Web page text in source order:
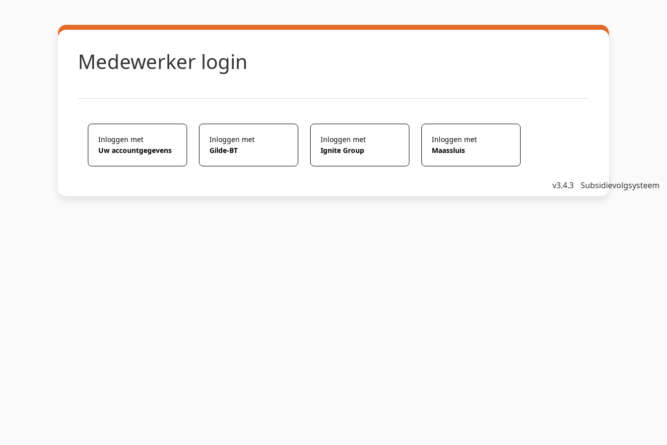
Medewerker login
Inloggen met
Uw accountgegevens
Inloggen met
Gilde-BT
Inloggen met
Ignite Group
Inloggen met
Maassluis
v3.4.3 Subsidievolgsysteem